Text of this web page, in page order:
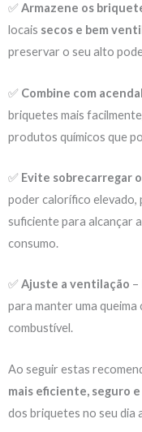
✅ Armazene os
locais secos e bem
preservar o seu alto
✅ Combine com
briquetes mais
produtos químicos que
✅ Evite sobrecarregar
poder calorífico elevado,
suficiente para alcançar
consumo.
✅ Ajuste a ventilação –
para manter uma
combustível.
Ao seguir estas
mais eficiente, seguro
dos briquetes no seu dia